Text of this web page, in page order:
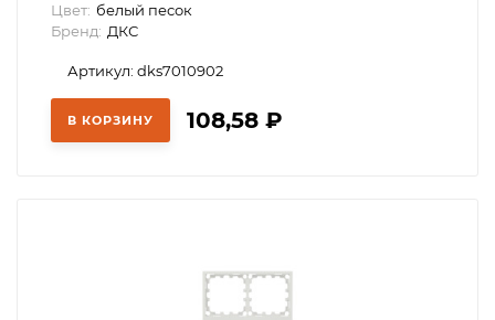
Цвет: белый песок
Бренд: ДКС
Артикул: dks7010902
В КОРЗИНУ 108,58 ₽